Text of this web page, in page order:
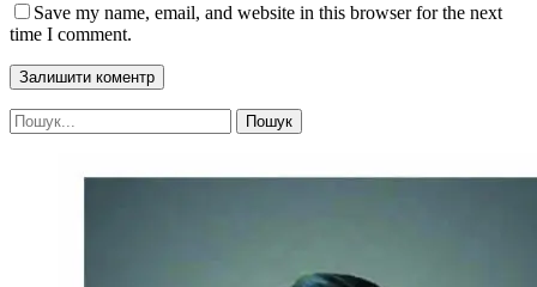
Save my name, email, and website in this browser for the next
time I comment.